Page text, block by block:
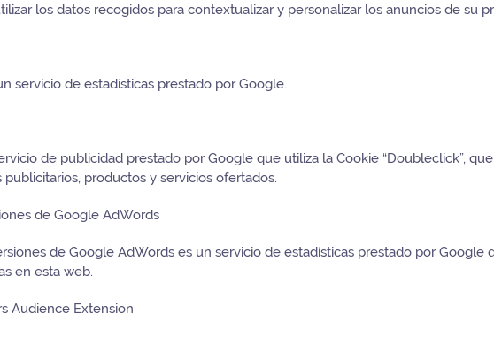
los datos recogidos para contextualizar y personalizar los anuncios de su
servicio de estadísticas prestado por Google.
de publicidad prestado por Google que utiliza la Cookie “Doubleclick”,
productos y servicios ofertados.
de Google AdWords
de Google AdWords es un servicio de estadísticas prestado por
en esta web.
Audience Extension